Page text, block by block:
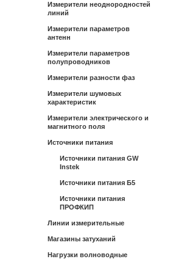
Измерители неоднородностей
линий
Измерители параметров
антенн
Измерители параметров
полупроводников
Измерители разности фаз
Измерители шумовых
характеристик
Измерители электрического и
магнитного поля
Источники питания
Источники питания GW
Instek
Источники питания Б5
Источники питания
ПРОФКИП
Линии измерительные
Магазины затуханий
Нагрузки волноводные